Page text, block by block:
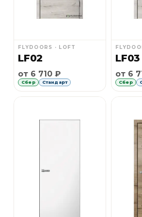
FLYDOORS · LOFT
LF02
от 6 710 ₽
Сбер Стандарт
Рассрочка Сбер 6 месяцев
LF03
от 6
Сбер